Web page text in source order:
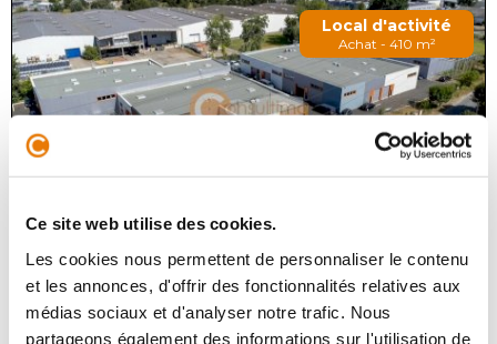
Ce site web utilise des cookies.
Les cookies nous permettent de personnaliser le contenu
et les annonces, d'offrir des fonctionnalités relatives aux
médias sociaux et d'analyser notre trafic. Nous
partageons également des informations sur l'utilisation de
Local d'activité
Achat - 410 m²
CARBON-BLANC 460 000 €HT
Au coeur de la zone d'activités La Mouline à Carbon